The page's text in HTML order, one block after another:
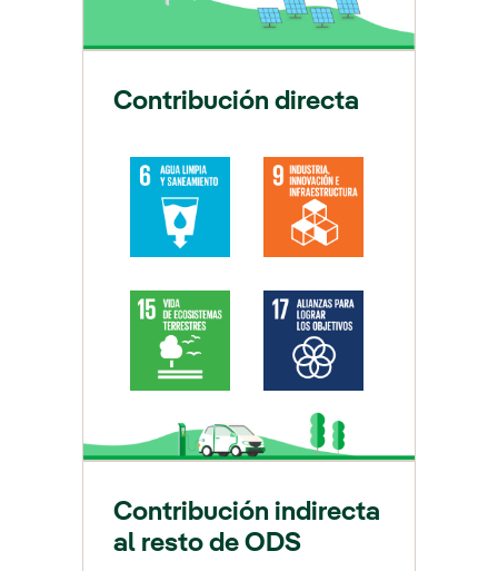
Contribución directa
Contribución indirecta
al resto de ODS